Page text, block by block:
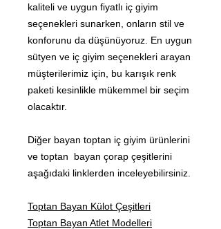
kaliteli ve uygun fiyatlı iç giyim
seçenekleri sunarken, onların stil ve
konforunu da düşünüyoruz. En uygun
sütyen ve iç giyim seçenekleri arayan
müşterilerimiz için, bu karışık renk
paketi kesinlikle mükemmel bir seçim
olacaktır.
Diğer bayan toptan iç giyim ürünlerini
ve toptan bayan çorap çeşitlerini
aşağıdaki linklerden inceleyebilirsiniz.
Toptan Bayan Külot Çeşitleri
Toptan Bayan Atlet Modelleri